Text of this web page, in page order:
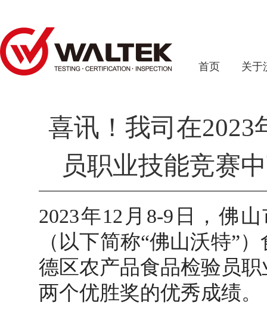
首页 关于
喜讯！我司在
员职业技能竞赛
2023年12月8-9日，佛
（以下简称“佛山沃特”
德区农产品食品检验员
两个优胜奖的优秀成绩。